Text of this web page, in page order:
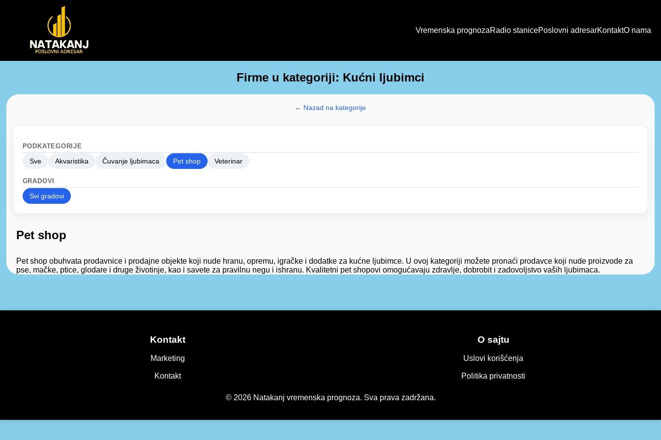
Vremenska prognozaRadio stanicePoslovni adresarKontaktO nama
Firme u kategoriji: Kućni ljubimci
← Nazad na kategorije
PODKATEGORIJE
Sve Akvaristika Čuvanje ljubimaca Pet shop Veterinar
GRADOVI
Svi gradovi
Pet shop
Pet shop obuhvata prodavnice i prodajne objekte koji nude hranu, opremu, igračke i dodatke za kućne ljubimce. U ovoj kategoriji možete pronaći prodavce koji nude proizvode za
pse, mačke, ptice, glodare i druge životinje, kao i savete za pravilnu negu i ishranu. Kvalitetni pet shopovi omogućavaju zdravlje, dobrobit i zadovoljstvo vaših ljubimaca.
Kontakt
Marketing
Kontakt
O sajtu
Uslovi korišćenja
Politika privatnosti
© 2026 Natakanj vremenska prognoza. Sva prava zadržana.